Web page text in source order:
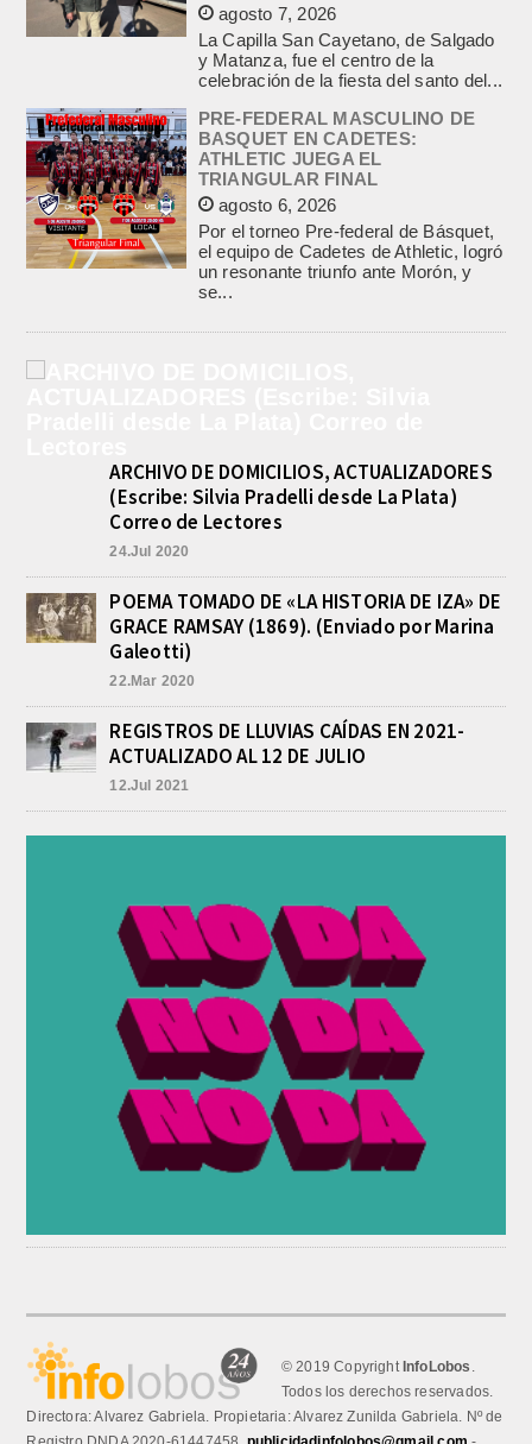
agosto 7, 2026
La Capilla San Cayetano, de Salgado
y Matanza, fue el centro de la
celebración de la fiesta del santo del...
PRE-FEDERAL MASCULINO DE
BASQUET EN CADETES:
ATHLETIC JUEGA EL
TRIANGULAR FINAL
agosto 6, 2026
Por el torneo Pre-federal de Básquet,
el equipo de Cadetes de Athletic, logró
un resonante triunfo ante Morón, y
se...
ARCHIVO DE DOMICILIOS, ACTUALIZADORES
(Escribe: Silvia Pradelli desde La Plata)
Correo de Lectores
24.Jul 2020
POEMA TOMADO DE «LA HISTORIA DE IZA» DE
GRACE RAMSAY (1869). (Enviado por Marina
Galeotti)
22.Mar 2020
REGISTROS DE LLUVIAS CAÍDAS EN 2021-
ACTUALIZADO AL 12 DE JULIO
12.Jul 2021
© 2019 Copyright InfoLobos .
Todos los derechos reservados.
Directora: Alvarez Gabriela. Propietaria: Alvarez Zunilda Gabriela. Nº de